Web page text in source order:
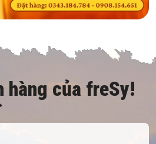
hàng của freSy!